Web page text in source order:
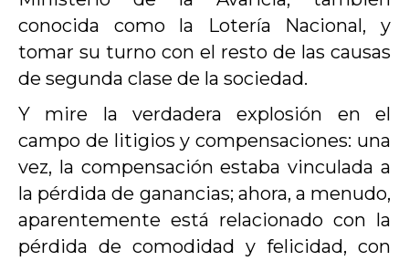
conocida como la Lotería Nacional, y
tomar su turno con el resto de las causas
de segunda clase de la sociedad.
Y mire la verdadera explosión en el
campo de litigios y compensaciones: una
vez, la compensación estaba vinculada a
la pérdida de ganancias; ahora, a menudo,
aparentemente está relacionado con la
pérdida de comodidad y felicidad, con